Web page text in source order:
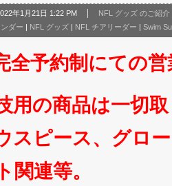
年1月21日 1:22 PM
NFL グッズ のご紹介
ダー | NFL グッズ | NFL チアリーダー | Swim
全予約制にての
用の商品は一切
スピース、グロ
関連等。